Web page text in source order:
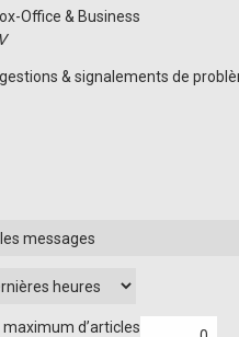
Office & Business
& signalements de
maximum d’articles